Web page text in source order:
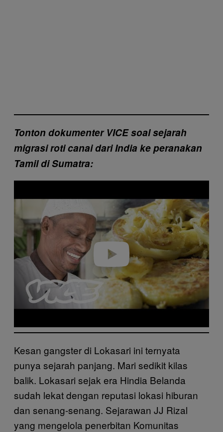
Tonton dokumenter VICE soal sejarah
migrasi roti canai dari India ke peranakan
Tamil di Sumatra:
Play video
Kesan gangster di Lokasari ini ternyata
punya sejarah panjang. Mari sedikit kilas
balik. Lokasari sejak era Hindia Belanda
sudah lekat dengan reputasi lokasi hiburan
dan senang-senang. Sejarawan JJ Rizal
yang mengelola penerbitan Komunitas